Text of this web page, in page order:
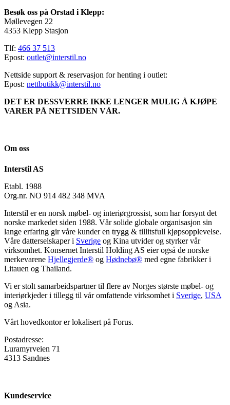
Besøk oss på Orstad i Klepp:
Møllevegen 22
4353 Klepp Stasjon
Tlf: 466 37 513
Epost: outlet@interstil.no
Nettside support & reservasjon for henting i outlet:
Epost: nettbutikk@interstil.no
DET ER DESSVERRE IKKE LENGER MULIG Å KJØPE
VARER PÅ NETTSIDEN VÅR.
Om oss
Interstil AS
Etabl. 1988
Org.nr. NO 914 482 348 MVA
Interstil er en norsk møbel- og interiørgrossist, som har forsynt det
norske markedet siden 1988. Vår solide globale organisasjon sin
lange erfaring gir våre kunder en trygg & tillitsfull kjøpsopplevelse.
Våre datterselskaper i Sverige og Kina utvider og styrker vår
virksomhet. Konsernet Interstil Holding AS eier også de norske
merkevarene Hjellegjerde® og Hødnebø® med egne fabrikker i
Litauen og Thailand.
Vi er stolt samarbeidspartner til flere av Norges største møbel- og
interiørkjeder i tillegg til vår omfattende virksomhet i Sverige, USA
og Asia.
Vårt hovedkontor er lokalisert på Forus.
Postadresse:
Luramyrveien 71
4313 Sandnes
Kundeservice